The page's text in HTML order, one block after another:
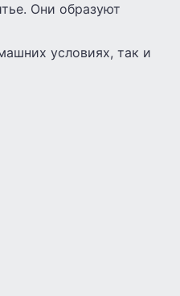
Они образуют
условиях, так и